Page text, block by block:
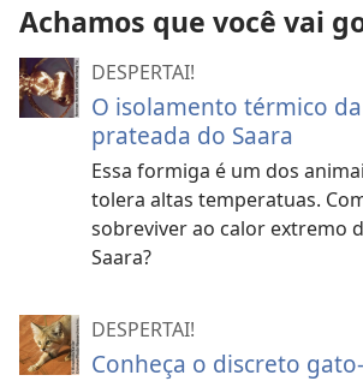
Achamos que você vai
DESPERTAI!
O isolamento térmico
prateada do Saara
Essa formiga é um dos
tolera altas temperatuas.
sobreviver ao calor extremo
Saara?
DESPERTAI!
Conheça o discreto